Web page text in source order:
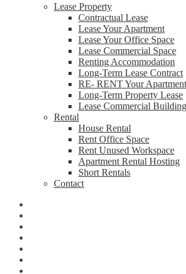
Lease Property
Contractual Lease
Lease Your Apartment
Lease Your Office Space
Lease Commercial Space
Renting Accommodation
Long-Term Lease Contract
RE- RENT Your Apartment
Long-Term Property Lease
Lease Commercial
Rental
House Rental
Rent Office Space
Rent Unused Workspace
Apartment Rental Hosting
Short Rentals
Contact